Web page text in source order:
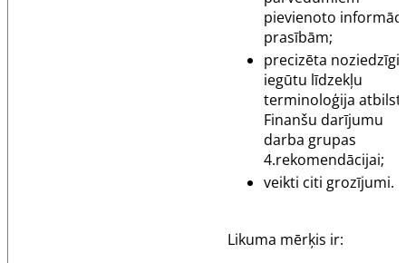
pievienoto
prasībām;
precizēta noziedzīgi
iegūtu līdzekļu
terminoloģija
Finanšu darījumu
darba grupas
4.rekomendācijai;
veikti citi grozījumi.
Likuma mērķis ir: